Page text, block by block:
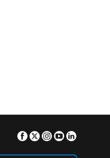
Facebook
TwitterInstagram
Youtube